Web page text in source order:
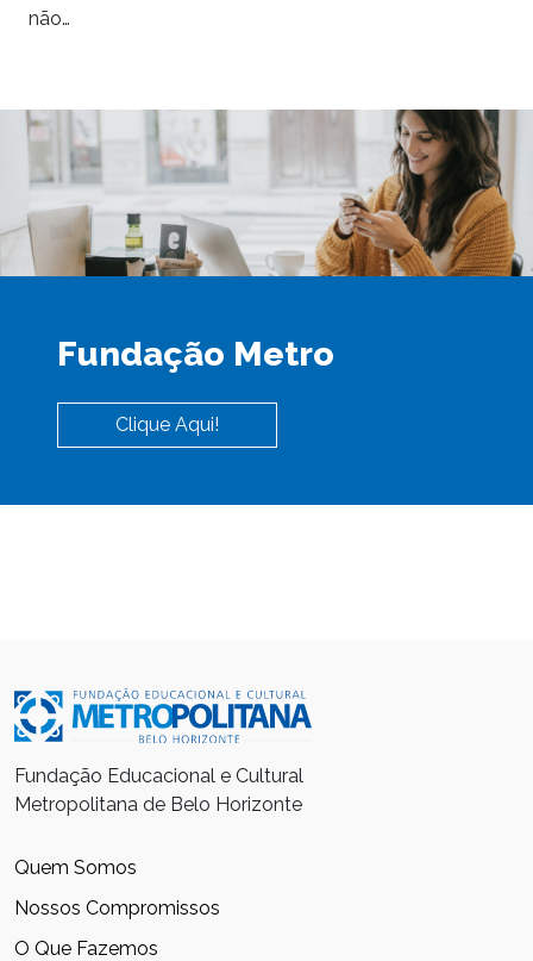
não…
Fundação Metro
Clique Aqui!
Fundação Educacional e Cultural
Metropolitana de Belo Horizonte
Quem Somos
Nossos Compromissos
O Que Fazemos